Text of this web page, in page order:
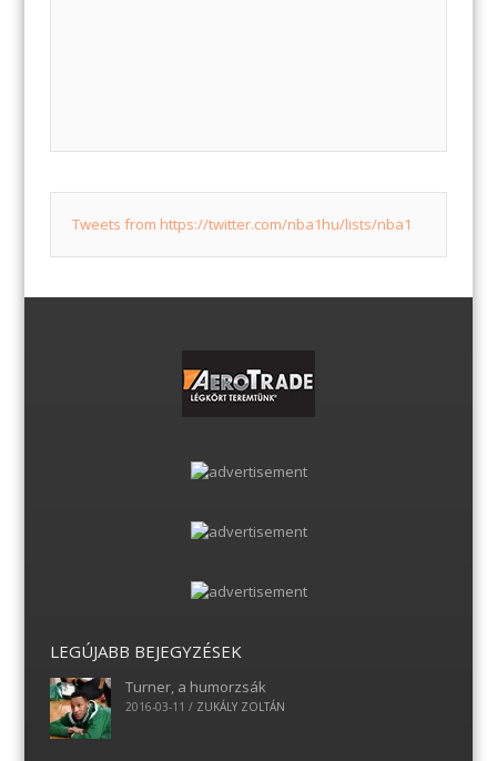
Tweets from https://twitter.com/nba1hu/lists/nba1
LEGÚJABB BEJEGYZÉSEK
Turner, a humorzsák
2016-03-11 / ZUKÁLY ZOLTÁN